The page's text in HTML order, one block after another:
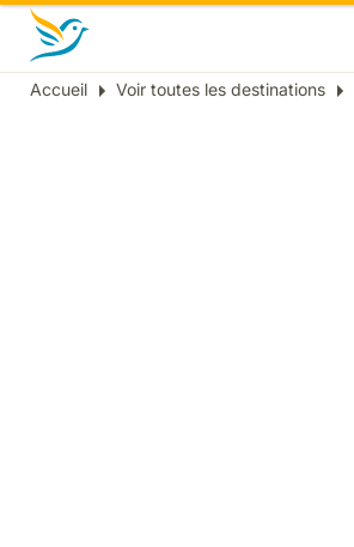
Fil
Accueil Voir toutes les destinations